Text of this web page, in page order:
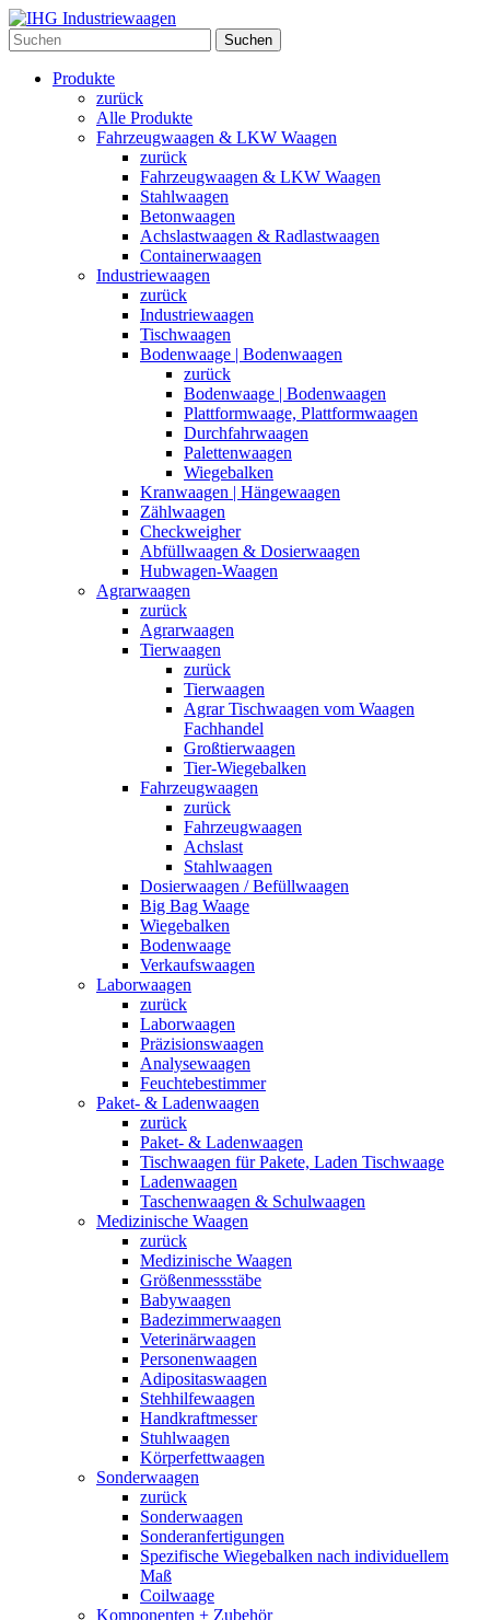
Suchen
Produkte
zurück
Alle Produkte
Fahrzeugwaagen & LKW Waagen
zurück
Fahrzeugwaagen & LKW Waagen
Stahlwaagen
Betonwaagen
Achslastwaagen & Radlastwaagen
Containerwaagen
Industriewaagen
zurück
Industriewaagen
Tischwaagen
Bodenwaage | Bodenwaagen
zurück
Bodenwaage | Bodenwaagen
Plattformwaage, Plattformwaagen
Durchfahrwaagen
Palettenwaagen
Wiegebalken
Kranwaagen | Hängewaagen
Zählwaagen
Checkweigher
Abfüllwaagen & Dosierwaagen
Hubwagen-Waagen
Agrarwaagen
zurück
Agrarwaagen
Tierwaagen
zurück
Tierwaagen
Agrar Tischwaagen vom Waagen
Fachhandel
Großtierwaagen
Tier-Wiegebalken
Fahrzeugwaagen
zurück
Fahrzeugwaagen
Achslast
Stahlwaagen
Dosierwaagen / Befüllwaagen
Big Bag Waage
Wiegebalken
Bodenwaage
Verkaufswaagen
Laborwaagen
zurück
Laborwaagen
Präzisionswaagen
Analysewaagen
Feuchtebestimmer
Paket- & Ladenwaagen
zurück
Paket- & Ladenwaagen
Tischwaagen für Pakete, Laden Tischwaage
Ladenwaagen
Taschenwaagen & Schulwaagen
Medizinische Waagen
zurück
Medizinische Waagen
Größenmessstäbe
Babywaagen
Badezimmerwaagen
Veterinärwaagen
Personenwaagen
Adipositaswaagen
Stehhilfewaagen
Handkraftmesser
Stuhlwaagen
Körperfettwaagen
Sonderwaagen
zurück
Sonderwaagen
Sonderanfertigungen
Spezifische Wiegebalken nach individuellem
Maß
Coilwaage
Komponenten + Zubehör